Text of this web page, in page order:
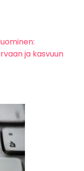
ja kasvuun